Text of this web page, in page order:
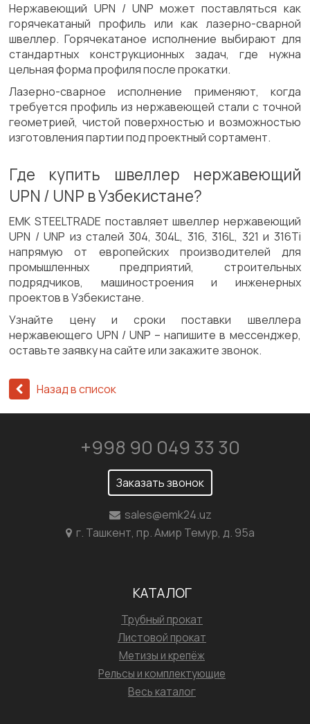
Нержавеющий UPN / UNP может поставляться как
горячекатаный профиль или как лазерно-сварной
швеллер. Горячекатаное исполнение выбирают для
стандартных конструкционных задач, где нужна
цельная форма профиля после прокатки.
Лазерно-сварное исполнение применяют, когда
требуется профиль из нержавеющей стали с точной
геометрией, чистой поверхностью и возможностью
изготовления партии под проектный сортамент.
Где купить швеллер нержавеющий
UPN / UNP в Узбекистане?
ЕМК STEELTRADE поставляет швеллер нержавеющий
UPN / UNP из сталей 304, 304L, 316, 316L, 321 и 316Ti
напрямую от европейских производителей для
промышленных предприятий, строительных
подрядчиков, машиностроения и инженерных
проектов в Узбекистане.
Узнайте цену и сроки поставки швеллера
нержавеющего UPN / UNP – напишите в мессенджер,
оставьте заявку на сайте или закажите звонок.
Назад в список
+998 90 049 33 30
Заказать звонок
sales@emk24.uz
г. Ташкент, пр. Амир Темур, д. 95а
КАТАЛОГ
Трубный прокат
Листовой прокат
Метизы и крепёж
Рельсы и комплектующие
Весь каталог